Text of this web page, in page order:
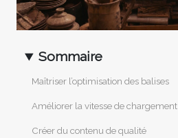
Sommaire
Maîtriser l’optimisation des balises
Améliorer la vitesse de chargement
Créer du contenu de qualité